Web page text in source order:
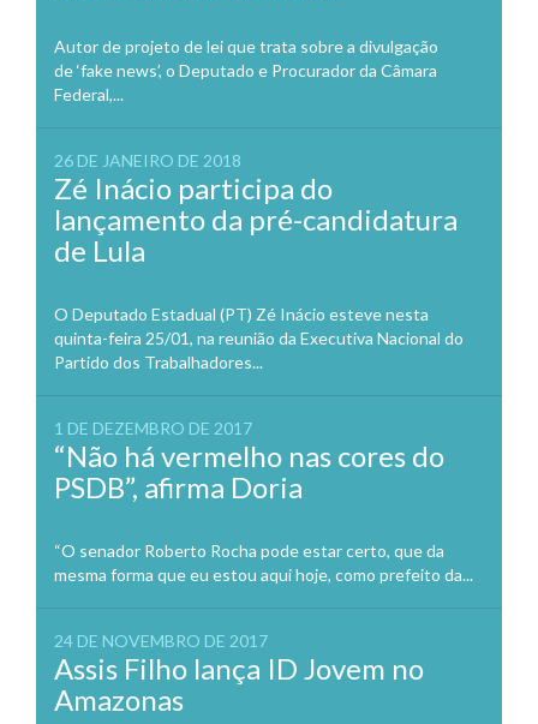
Autor de projeto de lei que trata sobre a divulgação
de ‘fake news’, o Deputado e Procurador da Câmara
Federal,...
26 DE JANEIRO DE 2018
Zé Inácio participa do
lançamento da pré-candidatura
de Lula
O Deputado Estadual (PT) Zé Inácio esteve nesta
quinta-feira 25/01, na reunião da Executiva Nacional do
Partido dos Trabalhadores...
1 DE DEZEMBRO DE 2017
“Não há vermelho nas cores do
PSDB”, afirma Doria
“O senador Roberto Rocha pode estar certo, que da
mesma forma que eu estou aqui hoje, como prefeito da...
24 DE NOVEMBRO DE 2017
Assis Filho lança ID Jovem no
Amazonas